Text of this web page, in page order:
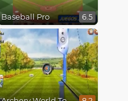
Baseball Pro 6.5